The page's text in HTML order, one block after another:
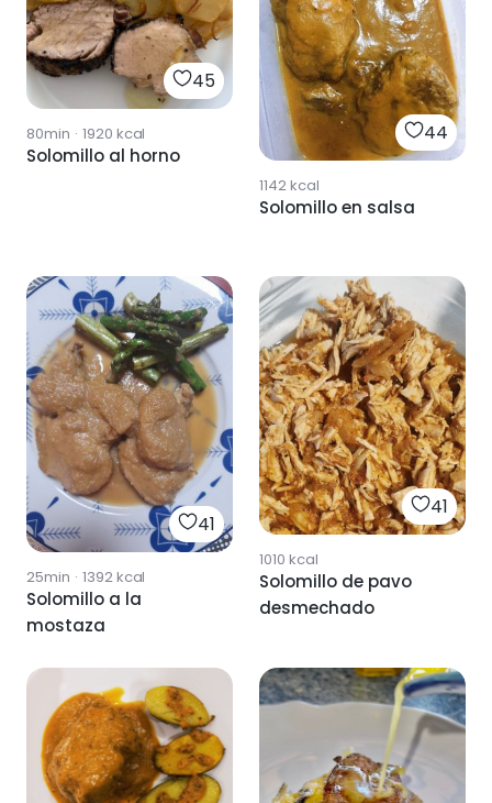
45
80min · 1920 kcal
Solomillo al horno
44
1142kcal
Solomillo en salsa
41
25min · 1392kcal
Solomillo a la
mostaza
41
1010 kcal
Solomillo de pavo
desmechado